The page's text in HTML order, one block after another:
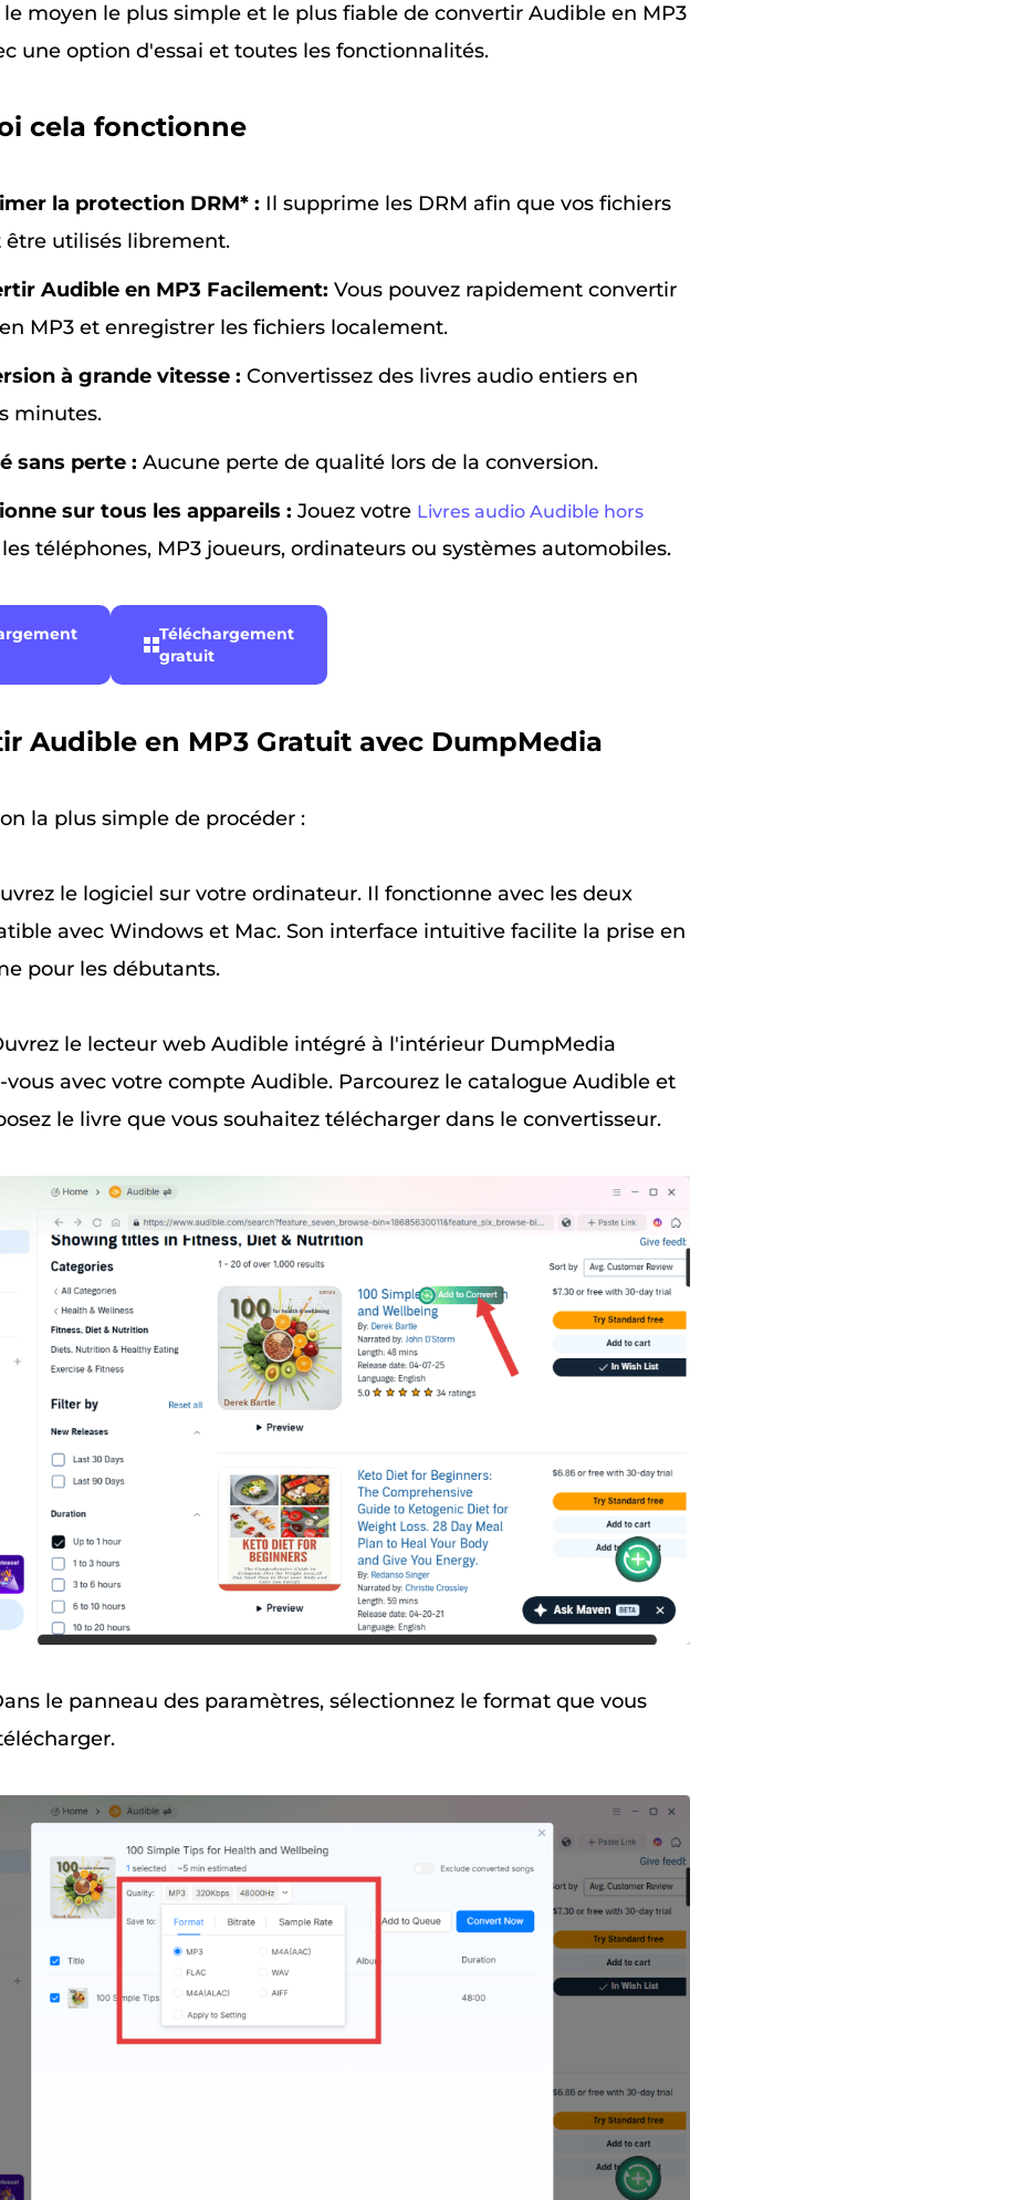
le moyen le plus simple et le plus fiable de convertir Audible en MP3
une option d'essai et toutes les fonctionnalités.
cela fonctionne
la protection DRM* : Il supprime les DRM afin que vos fichiers
être utilisés librement.
Audible en MP3 Facilement: Vous pouvez rapidement convertir
MP3 et enregistrer les fichiers localement.
à grande vitesse : Convertissez des livres audio entiers en
minutes.
sans perte : Aucune perte de qualité lors de la conversion.
sur tous les appareils : Jouez votre Livres audio Audible hors
téléphones, MP3 joueurs, ordinateurs ou systèmes automobiles.
Téléchargement
gratuit
Audible en MP3 Gratuit avec DumpMedia
la plus simple de procéder :
le logiciel sur votre ordinateur. Il fonctionne avec les deux
avec Windows et Mac. Son interface intuitive facilite la prise en
pour les débutants.
le lecteur web Audible intégré à l'intérieur DumpMedia
vous avec votre compte Audible. Parcourez le catalogue Audible et
le livre que vous souhaitez télécharger dans le convertisseur.
le panneau des paramètres, sélectionnez le format que vous